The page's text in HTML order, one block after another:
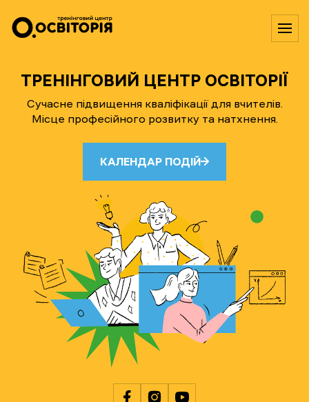
ТРЕНІНГОВИЙ ЦЕНТР ОСВІТОРІЇ
Сучасне підвищення кваліфікації для вчителів.
Місце професійного розвитку та натхнення.
КАЛЕНДАР ПОДІЙ